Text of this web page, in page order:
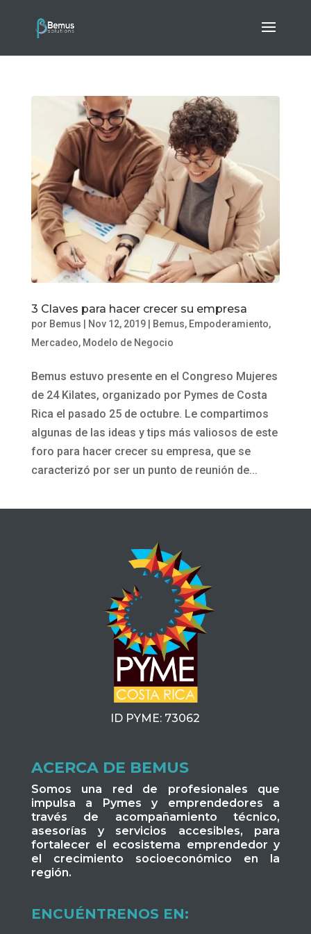
3 Claves para hacer crecer su empresa
por Bemus Nov 12, 2019| Bemus, Empoderamiento,
Mercadeo, Modelo de Negocio
Bemus estuvo presente en el Congreso Mujeres
de 24 Kilates, organizado por Pymes de Costa
Rica el pasado 25 de octubre. Le compartimos
algunas de las ideas y tips más valiosos de este
foro para hacer crecer su empresa, que se
caracterizó por ser un punto de reunión de...
ID PYME: 73062
ACERCA DE BEMUS
Somos una red de profesionales que
impulsa a Pymes y emprendedores a
través de acompañamiento técnico,
asesorías y servicios accesibles, para
fortalecer el ecosistema emprendedor y
el crecimiento socioeconómico en la
región.
ENCUÉNTRENOS EN: